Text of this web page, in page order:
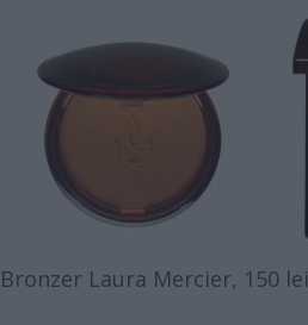
Bronzer Laura Mercier, 150 lei